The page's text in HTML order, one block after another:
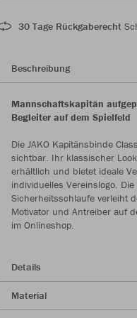
30 Tage Rückgaberecht
Beschreibung
Mannschaftskapitän
Begleiter auf dem Spielfeld
Die JAKO Kapitänsbinde
sichtbar. Ihr klassischer
erhältlich und bietet ideale
individuelles Vereinslogo.
Sicherheitsschlaufe verleiht
Motivator und Antreiber auf
im Onlineshop.
Details
Material